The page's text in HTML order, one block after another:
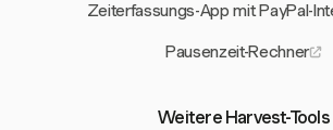
Zeiterfassungs-App mit PayPal-
Pausenzeit-Rechner
Weitere Harvest-Tools